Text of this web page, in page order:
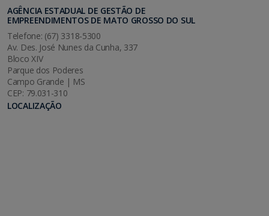
AGÊNCIA ESTADUAL DE GESTÃO DE
EMPREENDIMENTOS DE MATO GROSSO DO SUL
Telefone: (67) 3318-5300
Av. Des. José Nunes da Cunha, 337
Bloco XIV
Parque dos Poderes
Campo Grande | MS
CEP: 79.031-310
LOCALIZAÇÃO